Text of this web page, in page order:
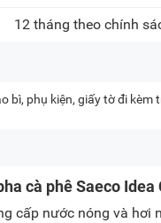
12 tháng theo chính
bì, phụ kiện, giấy tờ đi kèm
cà phê Saeco
cấp nước nóng và hơi